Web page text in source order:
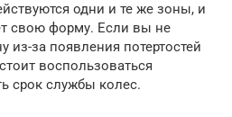
одни и те же зоны, и
свою форму. Если вы не
из-за появления потертостей
воспользоваться
срок службы колес.